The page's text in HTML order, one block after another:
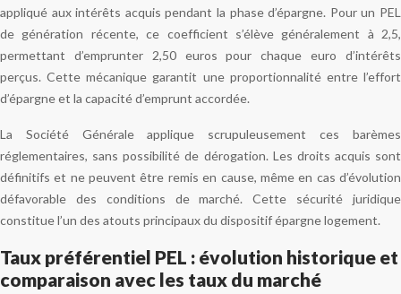
appliqué aux intérêts acquis pendant la phase d’épargne. Pour un PEL
de génération récente, ce coefficient s’élève généralement à 2,5,
permettant d’emprunter 2,50 euros pour chaque euro d’intérêts
perçus. Cette mécanique garantit une proportionnalité entre l’effort
d’épargne et la capacité d’emprunt accordée.
La Société Générale applique scrupuleusement ces barèmes
réglementaires, sans possibilité de dérogation. Les droits acquis sont
définitifs et ne peuvent être remis en cause, même en cas d’évolution
défavorable des conditions de marché. Cette sécurité juridique
constitue l’un des atouts principaux du dispositif épargne logement.
Taux préférentiel PEL : évolution historique et
comparaison avec les taux du marché